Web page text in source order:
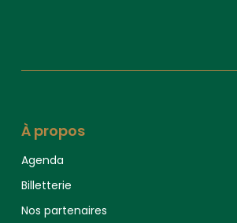
À propos
Agenda
Billetterie
Nos partenaires